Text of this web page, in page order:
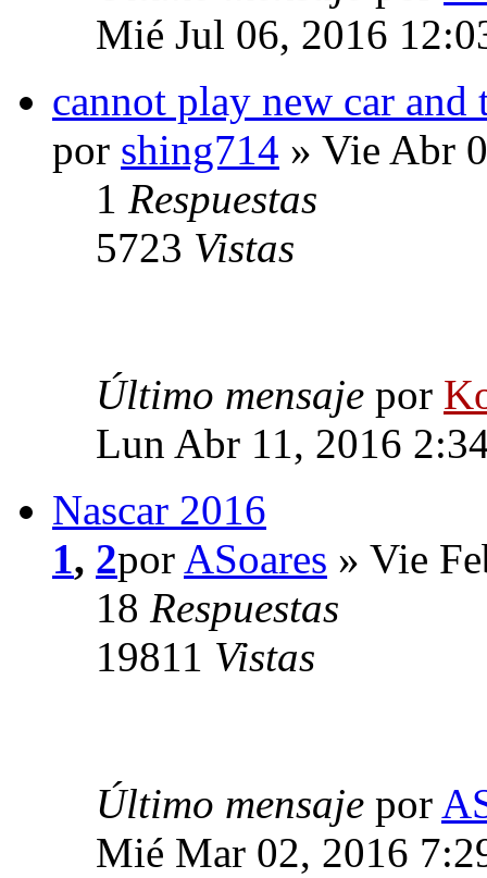
Mié Jul 06, 2016
cannot play new car
por shing714 » Vie Abr
1 Respuestas
5723 Vistas
Último mensaje por
Lun Abr 11, 2016
Nascar 2016
1, 2por ASoares » Vie
18 Respuestas
19811 Vistas
Último mensaje por
Mié Mar 02, 2016